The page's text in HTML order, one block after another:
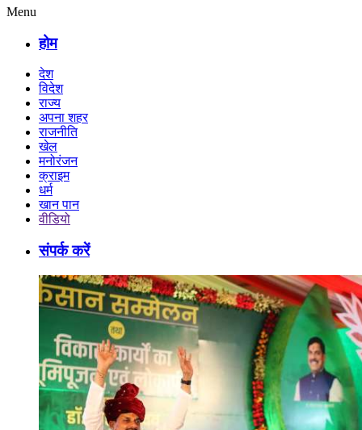
Menu
होम
देश
विदेश
राज्य
अपना शहर
राजनीति
खेल
मनोरंजन
क्राइम
धर्म
खान पान
वीडियो
संपर्क करें